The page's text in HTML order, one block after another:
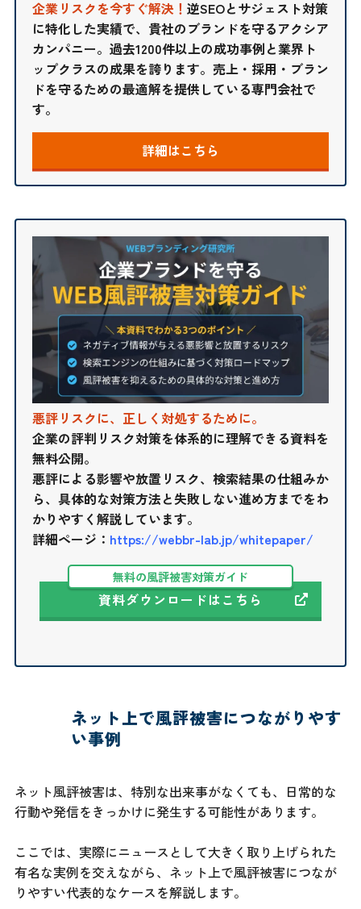
企業リスクを今すぐ解決！ 逆SEOとサジェスト対策
に特化した実績で、貴社のブランドを守るアクシア
カンパニー。過去1200件以上の成功事例と業界ト
ップクラスの成果を誇ります。売上・採用・ブラン
ドを守るための最適解を提供している専門会社で
す。
詳細はこちら
悪評リスクに、正しく対処するために。
企業の評判リスク対策を体系的に理解できる資料を
無料公開。
悪評による影響や放置リスク、検索結果の仕組みか
ら、具体的な対策方法と失敗しない進め方までをわ
かりやすく解説しています。
詳細ページ： https://webbr-lab.jp/whitepaper/
無料の風評被害対策ガイド
資料ダウンロードはこちら
ネット上で風評被害につながりやす
い事例
ネット風評被害は、特別な出来事がなくても、日常的な
行動や発信をきっかけに発生する可能性があります。
ここでは、実際にニュースとして大きく取り上げられた
有名な実例を交えながら、ネット上で風評被害につなが
りやすい代表的なケースを解説します。